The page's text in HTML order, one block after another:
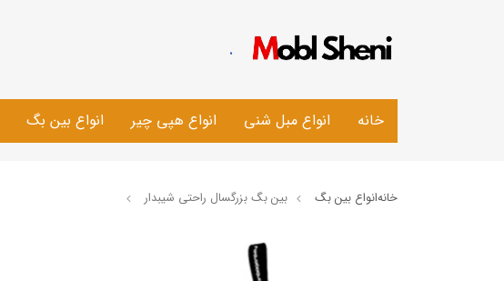
.
خانه انواع مبل شنی انواع هپی چیر انواع بین بگ
خانهانواع بین بگ بین بگ بزرگسال راحتی شیبدار